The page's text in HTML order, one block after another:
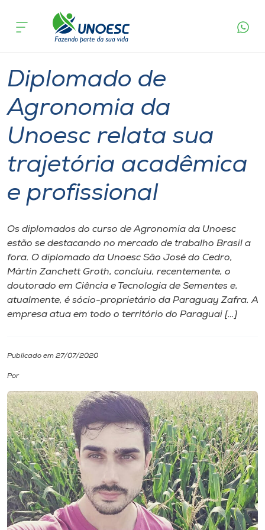
Cursos
Pesquisa
Atendimento ao Estudante
Portal de Ensino
Internacionalização
I.nova
Cultura
CPA
Biblioteca
Editora
Rádio
acontece
Diplomado de
Agronomia da
Unoesc relata sua
trajetória acadêmica
e profissional
Os diplomados do curso de Agronomia da Unoesc
estão se destacando no mercado de trabalho Brasil a
fora. O diplomado da Unoesc São José do Cedro,
Mártin Zanchett Groth, concluiu, recentemente, o
doutorado em Ciência e Tecnologia de Sementes e,
atualmente, é sócio-proprietário da Paraguay Zafra. A
empresa atua em todo o território do Paraguai […]
Publicado em 27/07/2020
Por